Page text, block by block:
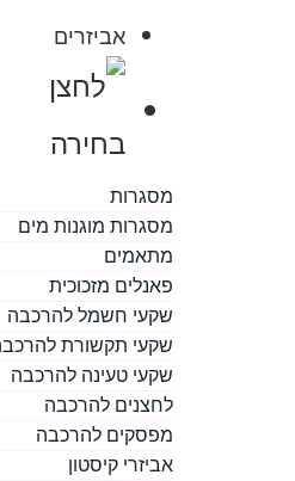
אביזרים
מסגרות
מסגרות מוגנות מים
מתאמים
פאנלים מזכוכית
שקעי חשמל להרכבה
שקעי תקשורת
שקעי טעינה להרכבה
לחצנים להרכבה
מפסקים להרכבה
אביזרי קיסטון